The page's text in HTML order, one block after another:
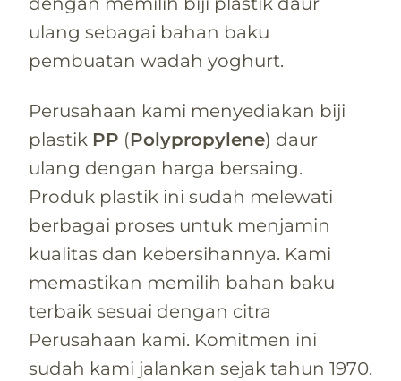
ulang sebagai bahan baku
pembuatan wadah yoghurt.
Perusahaan kami menyediakan biji
plastik PP (Polypropylene) daur
ulang dengan harga bersaing.
Produk plastik ini sudah melewati
berbagai proses untuk menjamin
kualitas dan kebersihannya. Kami
memastikan memilih bahan baku
terbaik sesuai dengan citra
Perusahaan kami. Komitmen ini
sudah kami jalankan sejak tahun 1970.